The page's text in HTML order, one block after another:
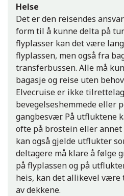
Helse
Det er den reisendes
form til å kunne delta på
flyplasser kan det være
flyplassen, men også fra
transferbussen. Alle må
bagasje og reise uten
Elvecruise er ikke
bevegelseshemmede eller
gangbesvær. På utfluktene
ofte på brostein eller
kan også gjelde utflukter
deltagere må klare å følge
på flyplassen og på
heis, kan det allikevel
av dekkene.